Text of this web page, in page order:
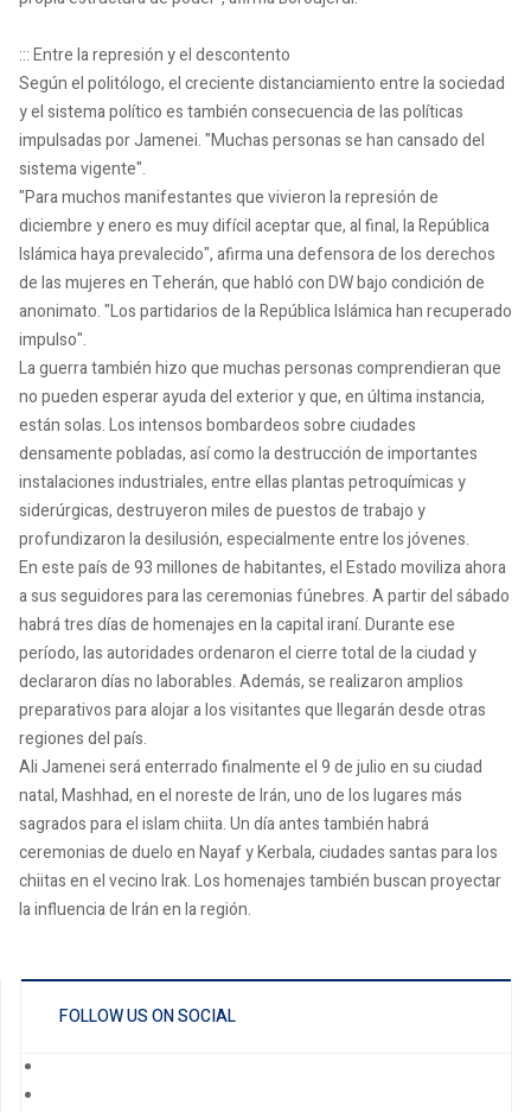
::: Entre la represión y el descontento
Según el politólogo, el creciente distanciamiento entre la sociedad
y el sistema político es también consecuencia de las políticas
impulsadas por Jamenei. "Muchas personas se han cansado del
sistema vigente".
"Para muchos manifestantes que vivieron la represión de
diciembre y enero es muy difícil aceptar que, al final, la República
Islámica haya prevalecido", afirma una defensora de los derechos
de las mujeres en Teherán, que habló con DW bajo condición de
anonimato. "Los partidarios de la República Islámica han recuperado
impulso".
La guerra también hizo que muchas personas comprendieran que
no pueden esperar ayuda del exterior y que, en última instancia,
están solas. Los intensos bombardeos sobre ciudades
densamente pobladas, así como la destrucción de importantes
instalaciones industriales, entre ellas plantas petroquímicas y
siderúrgicas, destruyeron miles de puestos de trabajo y
profundizaron la desilusión, especialmente entre los jóvenes.
En este país de 93 millones de habitantes, el Estado moviliza ahora
a sus seguidores para las ceremonias fúnebres. A partir del sábado
habrá tres días de homenajes en la capital iraní. Durante ese
período, las autoridades ordenaron el cierre total de la ciudad y
declararon días no laborables. Además, se realizaron amplios
preparativos para alojar a los visitantes que llegarán desde otras
regiones del país.
Ali Jamenei será enterrado finalmente el 9 de julio en su ciudad
natal, Mashhad, en el noreste de Irán, uno de los lugares más
sagrados para el islam chiita. Un día antes también habrá
ceremonias de duelo en Nayaf y Kerbala, ciudades santas para los
chiitas en el vecino Irak. Los homenajes también buscan proyectar
la influencia de Irán en la región.
FOLLOW US ON SOCIAL